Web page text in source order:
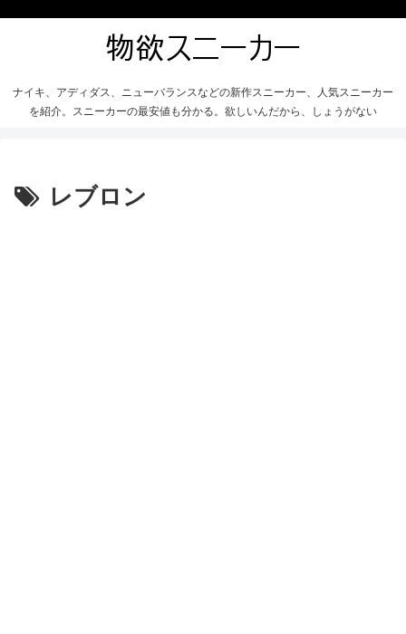
ナイキ、アディダス、ニューバランスなどの新作スニーカー、人気スニーカー
を紹介。スニーカーの最安値も分かる。欲しいんだから、しょうがない
レブロン